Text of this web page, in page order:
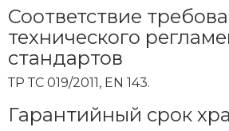
Соответствие
технического
стандартов
ТР ТС 019/2011, EN 143.
Гарантийный срок